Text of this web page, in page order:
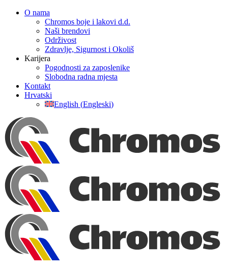
Skip
O nama
Chromos boje i lakovi d.d.
Naši brendovi
Održivost
Zdravlje, Sigurnost i Okoliš
Karijera
Pogodnosti za zaposlenike
Slobodna radna mjesta
Kontakt
Hrvatski
English (Engleski)
Facebook
YouTube